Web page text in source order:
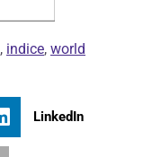
, indice, world
LinkedIn